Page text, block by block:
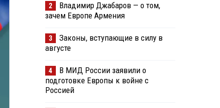
2
Владимир Джабаров — о том,
зачем Европе Армения
3
Законы, вступающие в силу в
августе
4
В МИД России заявили о
подготовке Европы к войне с
Россией